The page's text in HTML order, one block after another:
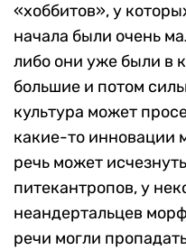
«хоббитов», у
начала были очень
либо они уже были в
большие и потом
культура может
какие-то инновации
речь может
питекантропов, у
неандертальцев
речи могли